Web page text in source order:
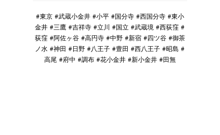
#東京 #武蔵小金井 #小平 #国分寺 #西国分寺 #東小
金井 #三鷹 #吉祥寺 #立川 #国立 #武蔵境 #西荻窪 #
荻窪 #阿佐ヶ谷 #高円寺 #中野 #新宿 #四ツ谷 #御茶
ノ水 #神田 #日野 #八王子 #豊田 #西八王子 #昭島 #
高尾 #府中 #調布 #花小金井 #新小金井 #田無